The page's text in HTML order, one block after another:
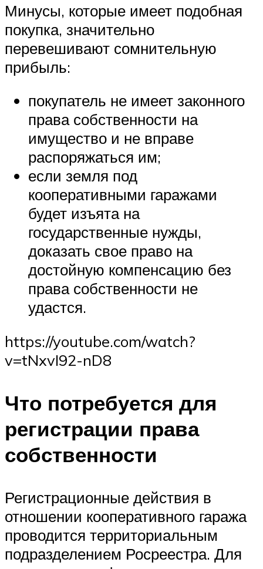
Минусы, которые имеет подобная
покупка, значительно
перевешивают сомнительную
прибыль:
покупатель не имеет законного
права собственности на
имущество и не вправе
распоряжаться им;
если земля под
кооперативными гаражами
будет изъята на
государственные нужды,
доказать свое право на
достойную компенсацию без
права собственности не
удастся.
https://youtube.com/watch?
v=tNxvI92-nD8
Что потребуется для
регистрации права
собственности
Регистрационные действия в
отношении кооперативного гаража
проводится территориальным
подразделением Росреестра. Для